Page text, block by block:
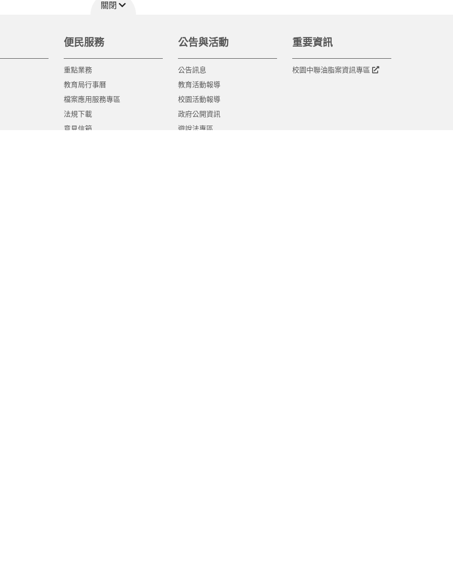
關閉
便民服務
重點業務
教育局行事曆
檔案應用服務專區
法規下載
意見信箱
公告與活動
公告訊息
教育活動報導
校園活動報導
政府公開資訊
遊說法專區
重要資訊
校園中聯油脂案資訊專區